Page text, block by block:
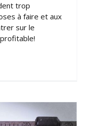
trop
à faire et aux
sur le